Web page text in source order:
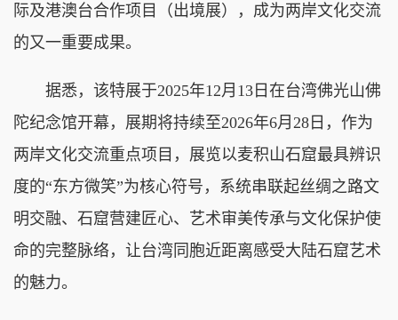
际及港澳台合作项目（出境展），成为两岸文化交流
的又一重要成果。
据悉，该特展于2025年12月13日在台湾佛光山佛
陀纪念馆开幕，展期将持续至2026年6月28日，作为
两岸文化交流重点项目，展览以麦积山石窟最具辨识
度的“东方微笑”为核心符号，系统串联起丝绸之路文
明交融、石窟营建匠心、艺术审美传承与文化保护使
命的完整脉络，让台湾同胞近距离感受大陆石窟艺术
的魅力。